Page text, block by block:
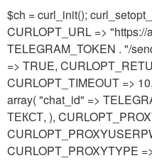
$ch = curl_init();
CURLOPT_URL => "https://
TELEGRAM_TOKEN . "/
=> TRUE,
CURLOPT_TIMEOUT =>
array( "chat_id" =>
ТЕКСТ, ),
CURLOPT_PROXYTYPE